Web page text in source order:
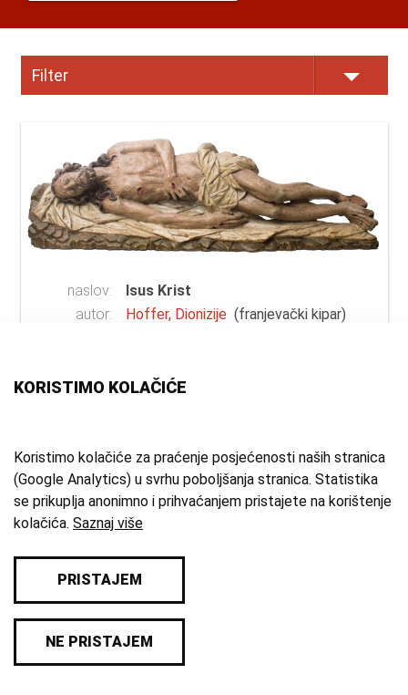
Filter
naslov:
Isus Krist
autor:
Hoffer, Dionizije (franjevački kipar)
građe:
vrijeme
izrade:
oko 1735. g.
zbirka: Umjetnička zbirka
© 2026 Samoborski muzej
KORISTIMO KOLAČIĆE
Koristimo kolačiće za praćenje posjećenosti naših stranica
(Google Analytics) u svrhu poboljšanja stranica. Statistika
se prikuplja anonimno i prihvaćanjem pristajete na korištenje
kolačića. Saznaj više
PRISTAJEM
NE PRISTAJEM